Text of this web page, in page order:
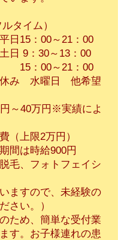
タイム）
日15：00～21：00
30～13：00
～21：00
曜日 他希望
～40万円※実績によ
限2万円）
時給900円
毛、フォトフェイシ
ますので、未経験の
さい。）
ため、簡単な受付業
す。お子様連れの患